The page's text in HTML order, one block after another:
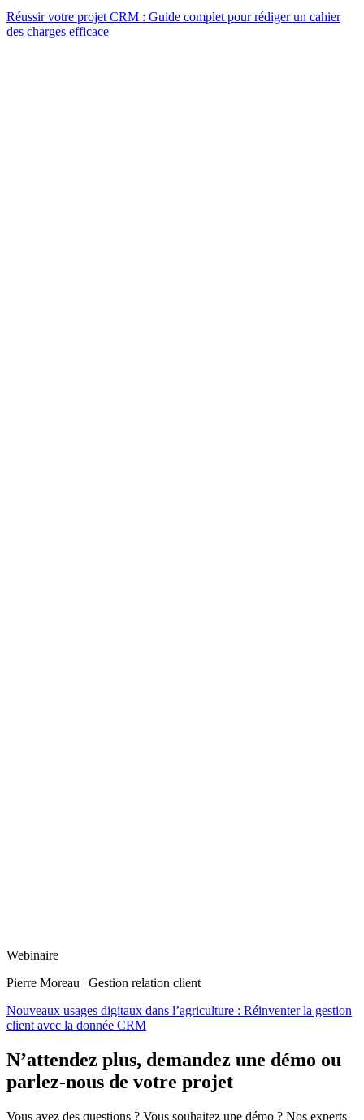
Réussir votre projet CRM : Guide complet pour rédiger un cahier
des charges efficace
Webinaire
Pierre Moreau | Gestion relation client
Nouveaux usages digitaux dans l’agriculture : Réinventer la gestion
client avec la donnée CRM
N’attendez plus, demandez une démo ou
parlez-nous de votre projet
Vous avez des questions ? Vous souhaitez une démo ? Nos experts